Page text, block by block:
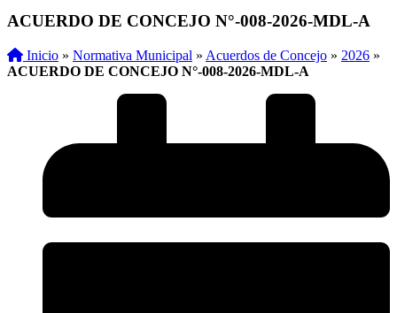
ACUERDO DE CONCEJO N°-008-2026-MDL-A
Inicio » Normativa Municipal » Acuerdos de Concejo » 2026 »
ACUERDO DE CONCEJO N°-008-2026-MDL-A